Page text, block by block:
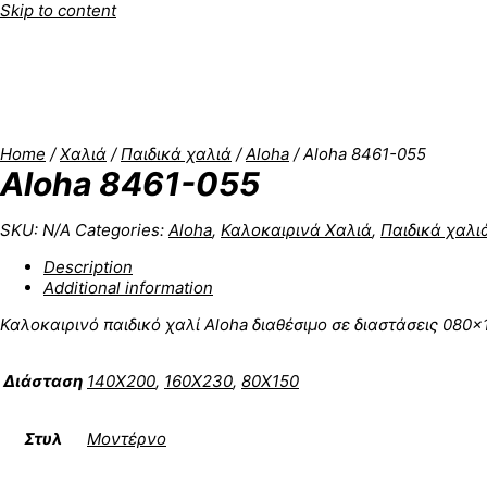
Skip to content
Home /Χαλιά /Παιδικά χαλιά /Aloha / Aloha 8461-055
Aloha 8461-055
SKU: N/A Categories: Aloha, Καλοκαιρινά Χαλιά, Παιδικά
Description
Additional information
Καλοκαιρινό παιδικό χαλί Aloha διαθέσιμο σε διαστάσεις
Διάσταση 140X200, 160X230, 80X150
Στυλ Μοντέρνο